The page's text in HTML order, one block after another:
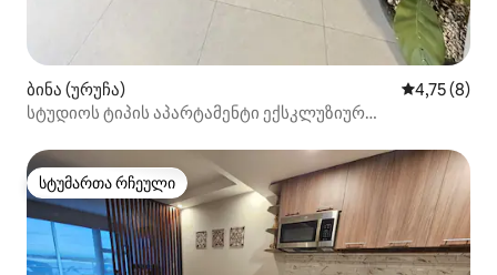
ბინა (ურუჩა) საშუალო
4,75 (8)
სტუდიოს ტიპის აპარტამენტი ექსკლუზიურ
სტუმართა რჩეული
სტუმართა რჩეული